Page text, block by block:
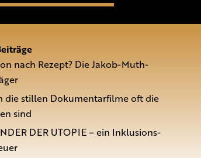
nach Rezept? Die Jakob-Muth-
die stillen Dokumentarfilme oft die
sind
DER UTOPIE – ein Inklusions-